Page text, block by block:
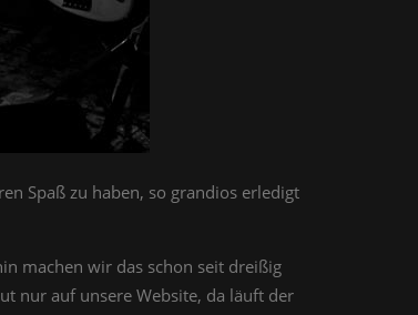
Spaß zu haben, so grandios erledigt
machen wir das schon seit dreißig
nur auf unsere Website, da läuft der